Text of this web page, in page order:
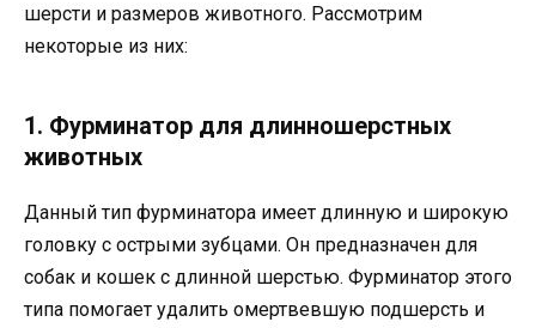
шерсти и размеров животного. Рассмотрим
некоторые из них:
1. Фурминатор для длинношерстных
животных
Данный тип фурминатора имеет длинную и широкую
головку с острыми зубцами. Он предназначен для
собак и кошек с длинной шерстью. Фурминатор этого
типа помогает удалить омертвевшую подшерсть и